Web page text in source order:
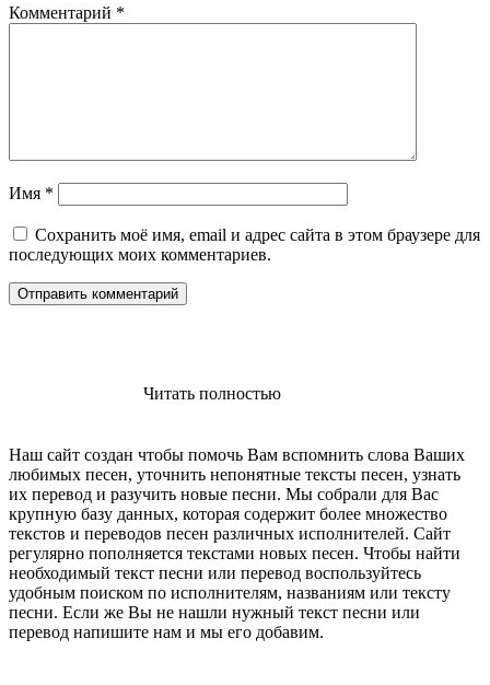
Комментарий *
Имя *
Сохранить моё имя, email и адрес сайта в этом браузере для
последующих моих комментариев.
Читать полностью
Наш сайт создан чтобы помочь Вам вспомнить слова Ваших
любимых песен, уточнить непонятные тексты песен, узнать
их перевод и разучить новые песни. Мы собрали для Вас
крупную базу данных, которая содержит более множество
текстов и переводов песен различных исполнителей. Сайт
регулярно пополняется текстами новых песен. Чтобы найти
необходимый текст песни или перевод воспользуйтесь
удобным поиском по исполнителям, названиям или тексту
песни. Если же Вы не нашли нужный текст песни или
перевод напишите нам и мы его добавим.